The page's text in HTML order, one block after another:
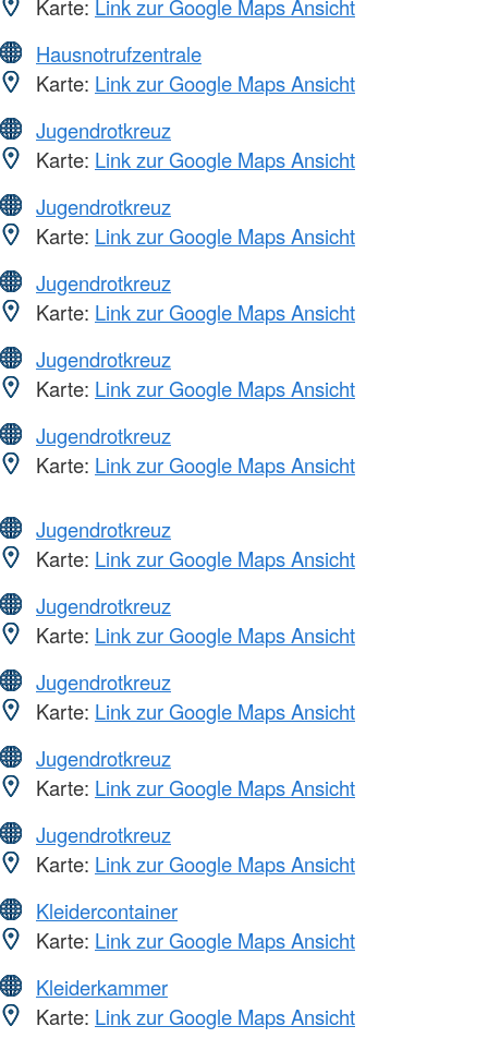
Karte: Link zur Google Maps Ansicht
Hausnotrufzentrale
Karte: Link zur Google Maps Ansicht
Jugendrotkreuz
Karte: Link zur Google Maps Ansicht
Jugendrotkreuz
Karte: Link zur Google Maps Ansicht
Jugendrotkreuz
Karte: Link zur Google Maps Ansicht
Jugendrotkreuz
Karte: Link zur Google Maps Ansicht
Jugendrotkreuz
Karte: Link zur Google Maps Ansicht
Jugendrotkreuz
Karte: Link zur Google Maps Ansicht
Jugendrotkreuz
Karte: Link zur Google Maps Ansicht
Jugendrotkreuz
Karte: Link zur Google Maps Ansicht
Jugendrotkreuz
Karte: Link zur Google Maps Ansicht
Jugendrotkreuz
Karte: Link zur Google Maps Ansicht
Kleidercontainer
Karte: Link zur Google Maps Ansicht
Kleiderkammer
Karte: Link zur Google Maps Ansicht